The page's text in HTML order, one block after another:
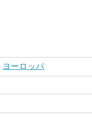
ヨーロッパ